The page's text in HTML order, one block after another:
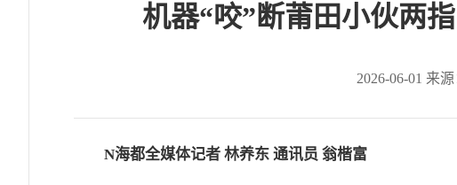
机器“咬”断莆田小伙两
2026-06-01 来
N海都全媒体记者 林养东 通讯员 翁楷富